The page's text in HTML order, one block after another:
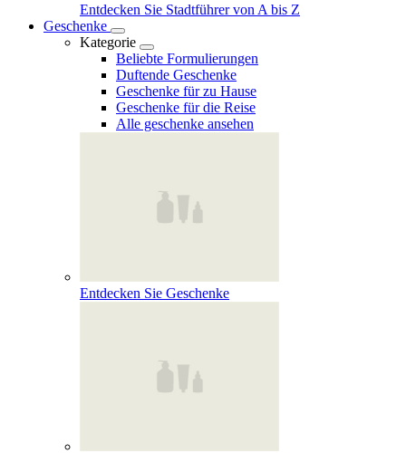
Entdecken Sie Stadtführer von A bis Z
Geschenke
Kategorie
Beliebte Formulierungen
Duftende Geschenke
Geschenke für zu Hause
Geschenke für die Reise
Alle geschenke ansehen
Entdecken Sie Geschenke